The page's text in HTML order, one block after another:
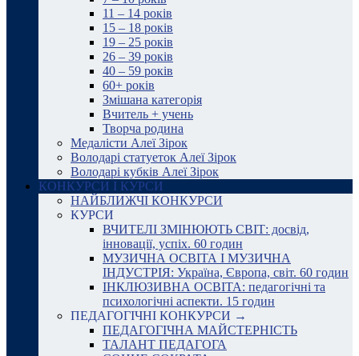
11 – 14 років
15 – 18 років
19 – 25 років
26 – 39 років
40 – 59 років
60+ років
Змішана категорія
Вчитель + учень
Творча родина
Медалісти Алеї Зірок
Володарі статуеток Алеї Зірок
Володарі кубків Алеї Зірок
КОНКУРСИ І КУРСИ
НАЙБЛИЖЧІ КОНКУРСИ
КУРСИ
ВЧИТЕЛІ ЗМІНЮЮТЬ СВІТ: досвід,
інновації, успіх. 60 годин
МУЗИЧНА ОСВІТА І МУЗИЧНА
ІНДУСТРІЯ: Україна, Європа, світ. 60 годин
ІНКЛЮЗИВНА ОСВІТА: педагогічні та
психологічні аспекти. 15 годин
ПЕДАГОГІЧНІ КОНКУРСИ →
ПЕДАГОГІЧНА МАЙСТЕРНІСТЬ
ТАЛАНТ ПЕДАГОГА